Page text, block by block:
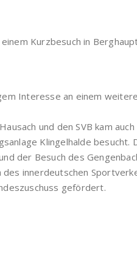
Kurzbesuch in
Interesse an einem
und den SVB kam
Klingelhalde
der Besuch des
innerdeutschen
gefördert.